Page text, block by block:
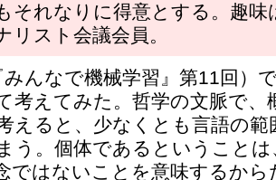
それなりに得意とする。趣味
リスト会議会員。
みんなで機械学習』第11回）
考えてみた。哲学の文脈で、
えると、少なくとも言語の範
う。個体であるということ
ではないことを意味するから